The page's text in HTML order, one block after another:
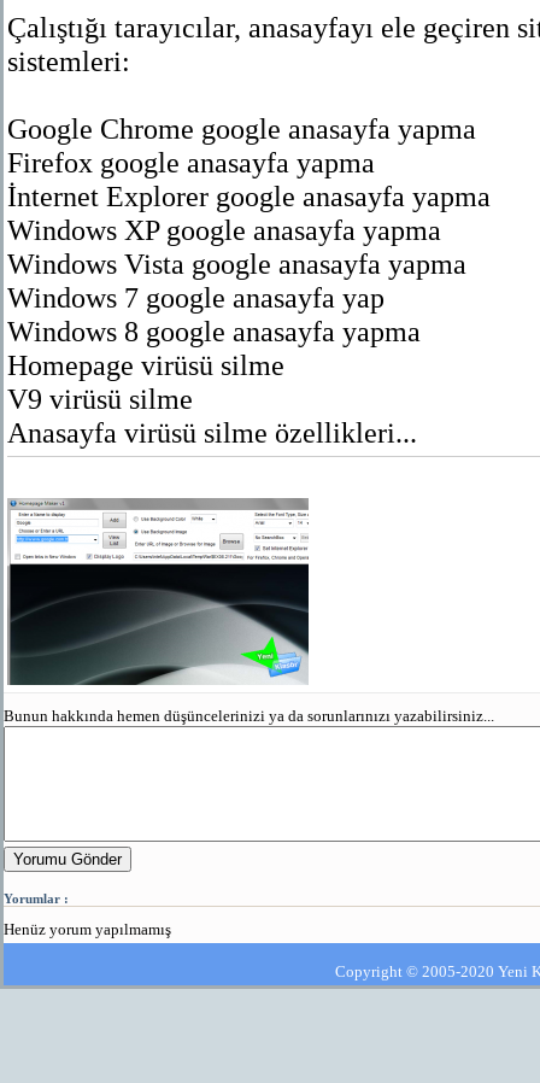
Çalıştığı tarayıcılar, anasayfayı ele
sistemleri:
Google Chrome google anasayfa yapma
Firefox google anasayfa yapma
İnternet Explorer google anasayfa yapma
Windows XP google anasayfa yapma
Windows Vista google anasayfa yapma
Windows 7 google anasayfa yap
Windows 8 google anasayfa yapma
Homepage virüsü silme
V9 virüsü silme
Anasayfa virüsü silme özellikleri...
Bunun hakkında hemen düşüncelerinizi ya da sorunlarınızı yazabilirsiniz...
Yorumu Gönder
Yorumlar :
Henüz yorum yapılmamış
Copyright © 2005-2020 Yeni